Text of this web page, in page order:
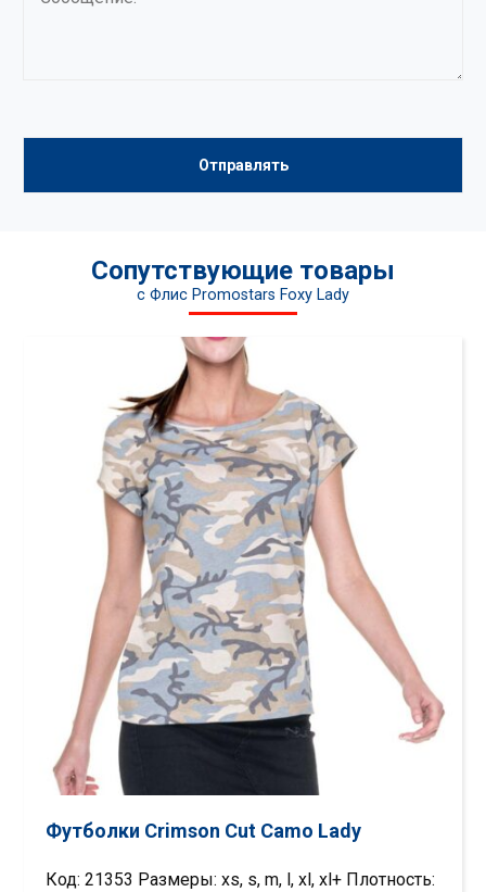
Сопутствующие товары
c Флис Promostars Foxy Lady
Футболки Crimson Cut Camo Lady
Код: 21353 Размеры: xs, s, m, l, xl, xl+ Плотность: